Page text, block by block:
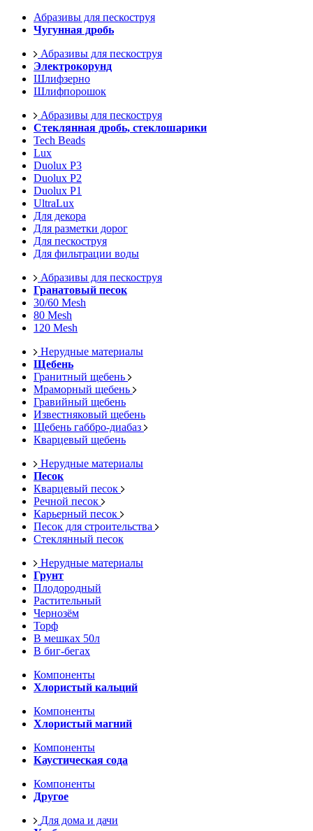
Абразивы для пескоструя
Чугунная дробь
Абразивы для пескоструя
Электрокорунд
Шлифзерно
Шлифпорошок
Абразивы для пескоструя
Стеклянная дробь, стеклошарики
Tech Beads
Lux
Duolux P3
Duolux P2
Duolux P1
UltraLux
Для декора
Для разметки дорог
Для пескоструя
Для фильтрации воды
Абразивы для пескоструя
Гранатовый песок
30/60 Mesh
80 Mesh
120 Mesh
Нерудные материалы
Щебень
Гранитный щебень
Мраморный щебень
Гравийный щебень
Известняковый щебень
Щебень габбро-диабаз
Кварцевый щебень
Нерудные материалы
Песок
Кварцевый песок
Речной песок
Карьерный песок
Песок для строительства
Стеклянный песок
Нерудные материалы
Грунт
Плодородный
Растительный
Чернозём
Торф
В мешках 50л
В биг-бегах
Компоненты
Хлористый кальций
Компоненты
Хлористый магний
Компоненты
Каустическая сода
Компоненты
Другое
Для дома и дачи